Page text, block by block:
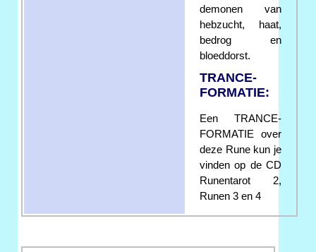
demonen van
hebzucht, haat,
bedrog en
bloeddorst.
TRANCE-
FORMATIE:
Een TRANCE-
FORMATIE over
deze Rune kun je
vinden op de CD
Runentarot 2,
Runen 3 en 4